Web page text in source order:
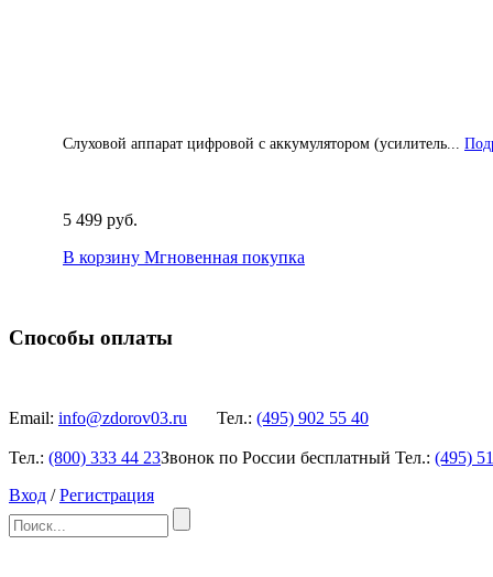
Слуховой аппарат цифровой с аккумулятором (усилитель...
5 499 руб.
В корзину Мгновенная покупка
Способы оплаты
Email: info@zdorov03.ru Тел.: (495) 902 55 40
Тел.: (800) 333 44 23Звонок по России бесплатный Тел.: (495)
Вход /Регистрация